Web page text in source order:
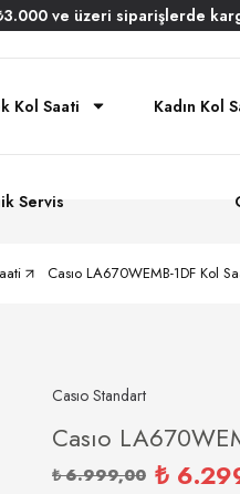
ve üzeri siparişlerde
Kol Saati Kadın Kol
Servis
Casıo LA670WEMB-1DF Kol
Casıo Standart
Casıo
₺ 6.999,00 ₺